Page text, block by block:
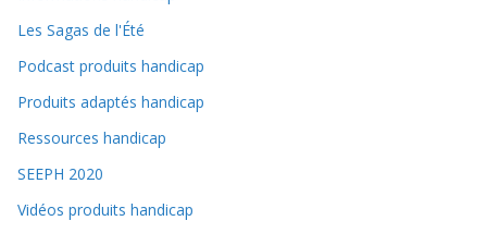
Les Sagas de l'Été
Podcast produits handicap
Produits adaptés handicap
Ressources handicap
SEEPH 2020
Vidéos produits handicap